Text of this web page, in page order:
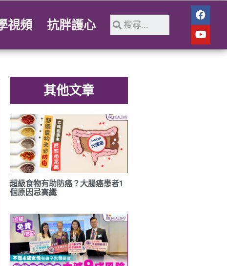
視頻 抗胖護心
其他文章
超級食物有助防癌？大腸癌患者1
個原因忌高纖